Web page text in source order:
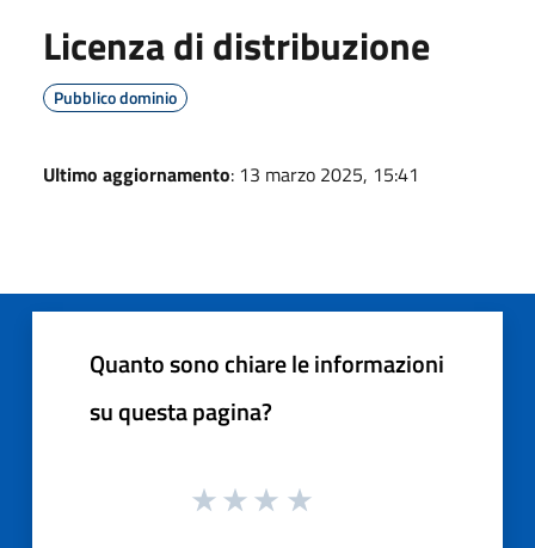
Licenza di distribuzione
Pubblico dominio
Ultimo aggiornamento: 13 marzo 2025, 15:41
Quanto sono chiare le informazioni
su questa pagina?